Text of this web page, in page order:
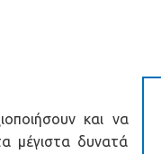
και να
μέγιστα δυνατά